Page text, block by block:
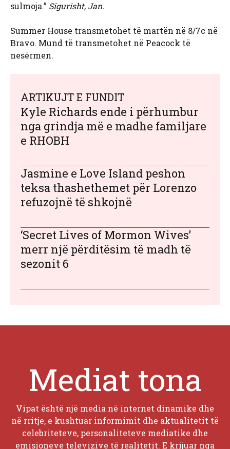
sulmoja.” Sigurisht, Jan.
Summer House transmetohet të martën në 8/7c në
Bravo. Mund të transmetohet në Peacock të
nesërmen.
ARTIKUJT E FUNDIT
Kyle Richards ende i përhumbur
nga grindja më e madhe familjare
e RHOBH
Jasmine e Love Island peshon
teksa thashethemet për Lorenzo
refuzojnë të shkojnë
‘Secret Lives of Mormon Wives’
merr një përditësim të madh të
sezonit 6
Mediat tona
Vipat është një media në internet dinamike dhe
në rritje, e kushtuar informimit dhe aktualitetit të
celebriteteve, personaliteteve mediatike dhe
emisioneve televizive të realitetit. E krijuar nga